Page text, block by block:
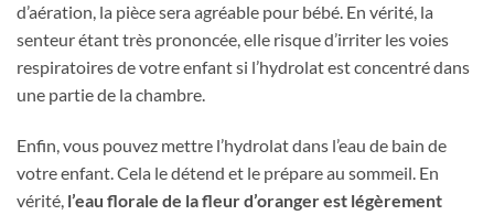
d’aération, la pièce sera agréable pour bébé. En vérité, la
senteur étant très prononcée, elle risque d’irriter les voies
respiratoires de votre enfant si l’hydrolat est concentré dans
une partie de la chambre.
Enfin, vous pouvez mettre l’hydrolat dans l’eau de bain de
votre enfant. Cela le détend et le prépare au sommeil. En
vérité, l’eau florale de la fleur d’oranger est légèrement